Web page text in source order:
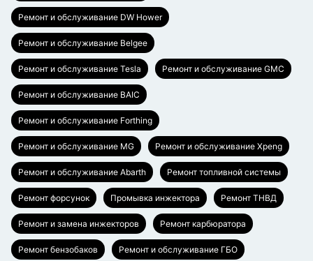
Ремонт и обслуживание DW Hower
Ремонт и обслуживание Belgee
Ремонт и обслуживание Tesla Ремонт и обслуживание GMC
Ремонт и обслуживание BAIC
Ремонт и обслуживание Forthing
Ремонт и обслуживание MG Ремонт и обслуживание Xpeng
Ремонт и обслуживание Abarth Ремонт топливной системы
Ремонт форсунок Промывка инжектора Ремонт ТНВД
Ремонт и замена инжекторов Ремонт карбюратора
Ремонт бензобаков Ремонт и обслуживание ГБО